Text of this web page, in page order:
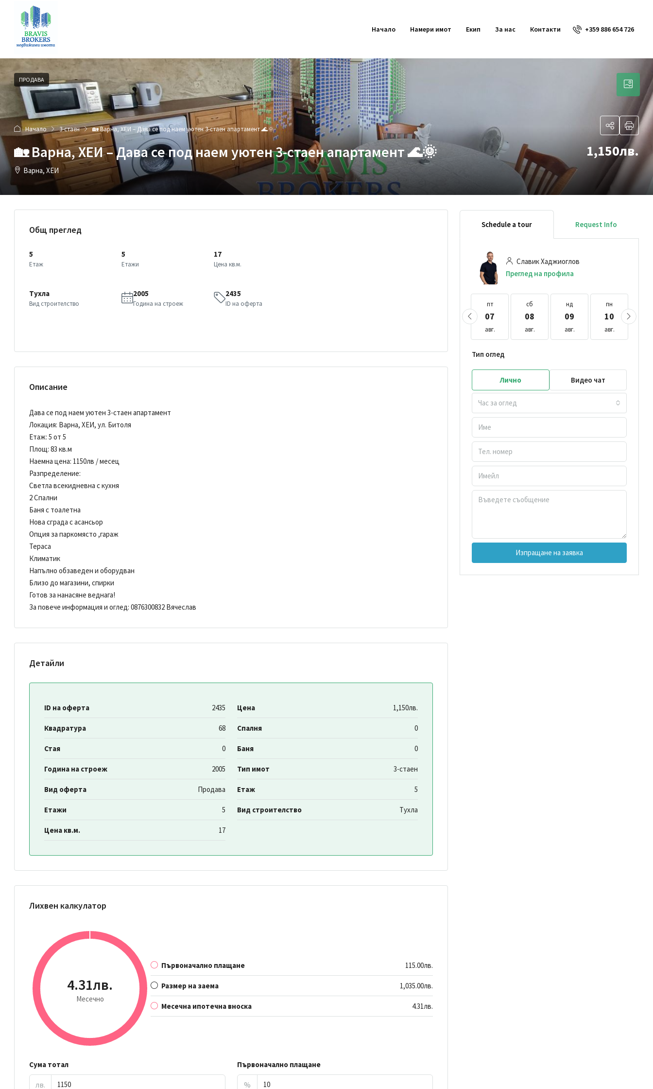
Начало Намери имот Екип За нас Контакти +359 886 654 726
ПРОДАВА
Начало 3-стаен 🏡 Варна, ХЕИ – Дава се под наем уютен 3-стаен апартамент 🌊🌞
🏡 Варна, ХЕИ – Дава се под наем уютен 3-стаен апартамент 🌊🌞
Варна, ХЕИ
1,150лв.
Общ преглед
5
Етаж
5
Етажи
17
Цена кв.м.
Тухла
Вид строителство
2005
Година на строеж
2435
ID на оферта
Описание
Дава се под наем уютен 3-стаен апартамент
Локация: Варна, ХЕИ, ул. Битоля
Етаж: 5 от 5
Площ: 83 кв.м
Наемна цена: 1150лв / месец
Разпределение:
Светла всекидневна с кухня
2 Спални
Баня с тоалетна
Нова сграда с асансьор
Опция за паркомясто ,гараж
Тераса
Климатик
Напълно обзаведен и оборудван
Близо до магазини, спирки
Готов за нанасяне веднага!
За повече информация и оглед: 0876300832 Вячеслав
Детайли
ID на оферта 2435 Цена 1,150лв.
Квадратура 68 Спалня 0
Стая 0 Баня 0
Година на строеж 2005 Тип имот 3-стаен
Вид оферта Продава Етаж 5
Етажи 5 Вид строителство Тухла
Цена кв.м. 17
Лихвен калкулатор
4.31лв.
Месечно
Първоначално плащане 115.00лв.
Размер на заема 1,035.00лв.
Месечна ипотечна вноска 4.31лв.
Сума тотал
лв.
Първоначално плащане
%
Schedule a tour Request Info
Славик Хаджиоглов
Преглед на профила
пт
07
авг.
сб
08
авг.
нд
09
авг.
пн
10
авг.
Тип оглед
Лично Видео чат
Час за оглед
Изпращане на заявка